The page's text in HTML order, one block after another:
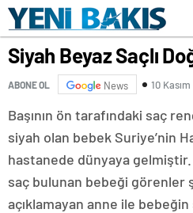
Siyah Beyaz Saçlı
ABONE OL News 10
Başının ön tarafındaki saç
siyah olan bebek Suriye’nin
hastanede dünyaya gelmiştir.
saç bulunan bebeği görenler
açıklamayan anne ile bebeğin